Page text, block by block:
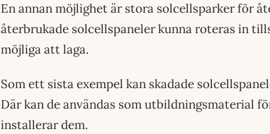
En annan möjlighet är stora solcellsparker för
återbrukade solcellspaneler kunna roteras in
möjliga att laga.
Som ett sista exempel kan skadade
Där kan de användas som utbildningsmaterial
installerar dem.